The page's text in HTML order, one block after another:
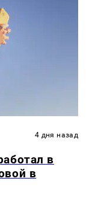
4 дня назад
в
в